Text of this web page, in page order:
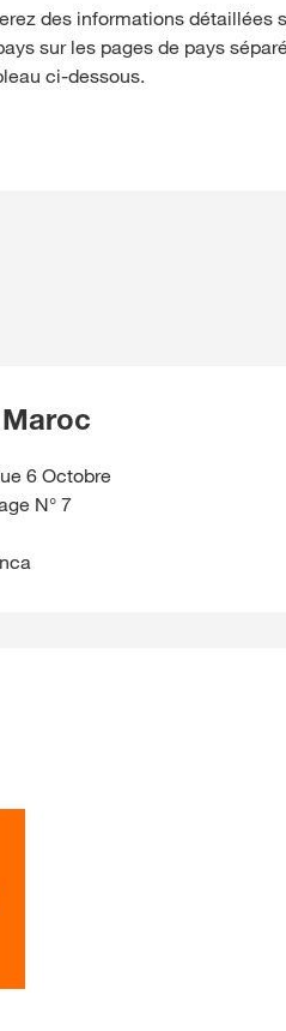
des informations détaillées
sur les pages de pays
ci-dessous.
6 Octobre
N° 7